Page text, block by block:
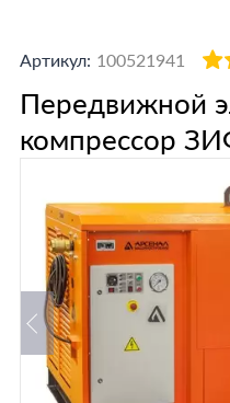
Артикул: 100521941
Передвижной
компрессор